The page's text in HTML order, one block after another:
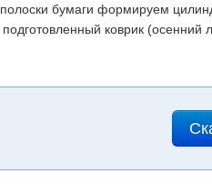
бумаги формируем
коврик (осенний